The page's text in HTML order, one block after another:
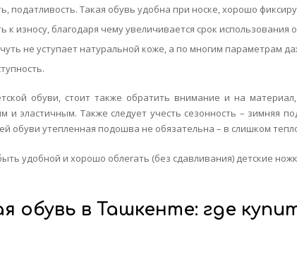
податливость. Такая обувь удобна при носке, хорошо
к износу, благодаря чему увеличивается срок использования
не уступает натуральной коже, а по многим параметрам
обуви, стоит также обратить внимание и на
и эластичным. Также следует учесть сезонность – зимняя
обуви утепленная подошва не обязательна – в слишком
удобной и хорошо облегать (без сдавливания) детские
обувь в Ташкенте: где